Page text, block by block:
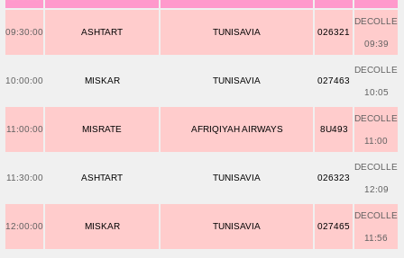
09:30:00 ASHTART TUNISAVIA 026321
DECOLLE
09:39
10:00:00 MISKAR TUNISAVIA 027463
DECOLLE
10:05
11:00:00 MISRATE AFRIQIYAH AIRWAYS 8U493
DECOLLE
11:00
11:30:00 ASHTART TUNISAVIA 026323
DECOLLE
12:09
12:00:00 MISKAR TUNISAVIA 027465
DECOLLE
11:56